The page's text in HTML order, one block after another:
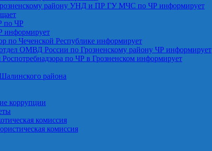
району УНД и ПР ГУ МЧС по ЧР информирует
по ЧР
информирует
по Чеченской Республике информирует
ОМВД России по Грозненскому району ЧР информирует
по ЧР в Грозненском информирует
района
коррупции
комиссия
комиссия